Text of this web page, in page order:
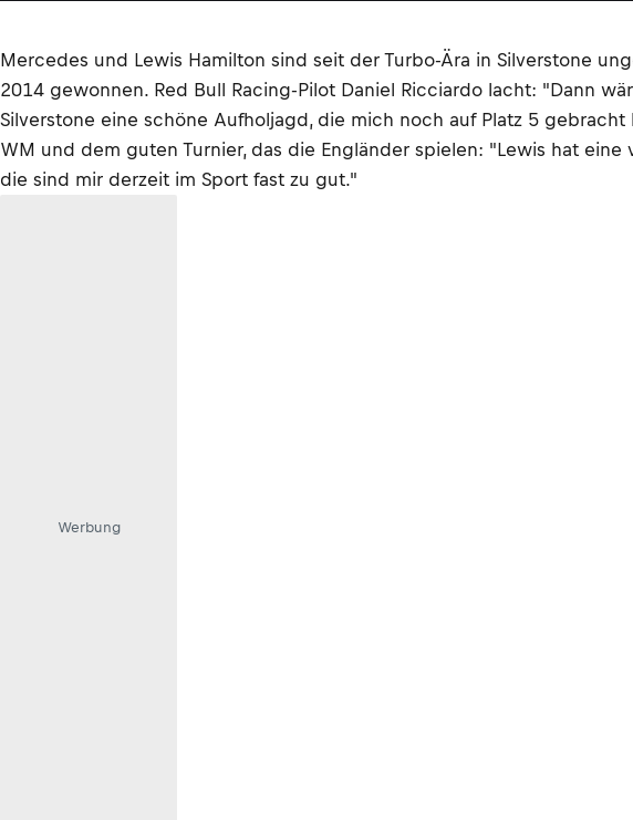
Mercedes und Lewis Hamilton sind seit der Turbo-Ära in Silverstone
2014 gewonnen. Red Bull Racing-Pilot Daniel Ricciardo lacht: "Dann
Silverstone eine schöne Aufholjagd, die mich noch auf Platz 5
WM und dem guten Turnier, das die Engländer spielen: "Lewis hat
die sind mir derzeit im Sport fast zu gut."
Werbung